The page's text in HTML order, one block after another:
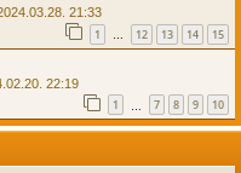
21:33
1 … 12 13 14 15
22:19
1 7 8 9 10